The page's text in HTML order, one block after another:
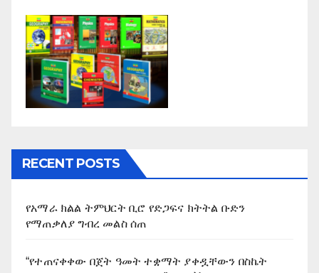
RECENT POSTS
የአማራ ክልል ትምህርት ቢሮ የድጋፍና ክትትል ቡድን
የማጠቃለያ ግብረ መልስ ሰጠ
“የተጠናቀቀው በጀት ዓመት ተቋማት ያቀዷቸውን በስኬት